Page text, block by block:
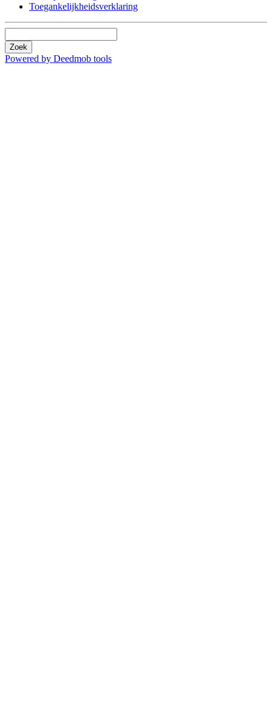
Toegankelijkheidsverklaring
Zoek
Powered by Deedmob tools